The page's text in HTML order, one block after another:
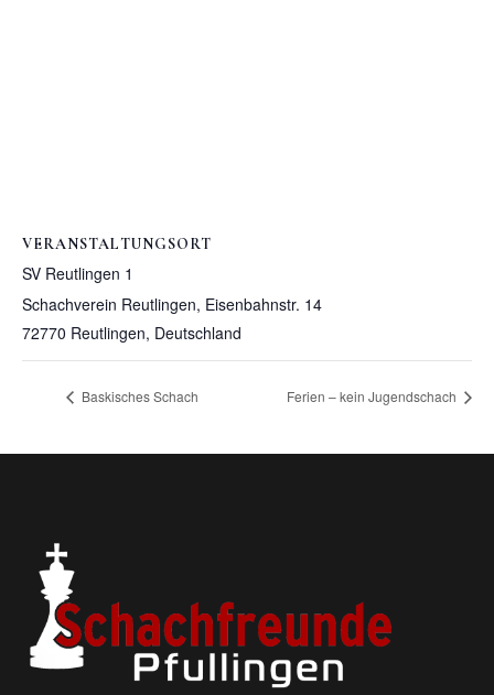
VERANSTALTUNGSORT
SV Reutlingen 1
Schachverein Reutlingen, Eisenbahnstr. 14
72770 Reutlingen, Deutschland
Baskisches Schach Ferien – kein Jugendschach